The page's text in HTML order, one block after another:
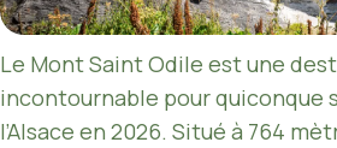
Le Mont Saint Odile est une
incontournable pour quiconque
l’Alsace en 2026. Situé à 764